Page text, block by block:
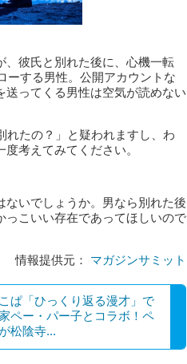
、彼氏と別れた後に、心機一転
ーする男性。公開アカウントな
送ってくる男性は空気が読めない
れたの？」と疑われますし、わ
考えてみてください。
いでしょうか。男なら別れた後
っこいい存在であってほしいので
情報提供元： マガジンサミット
ぱ「ひっくり返る漫才」で
ペー・パー子とコラボ！ペ
松陰寺...